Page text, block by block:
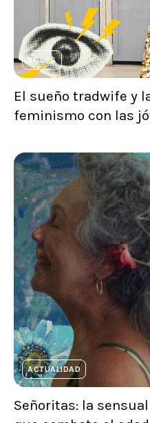
VOCES
El sueño tradwife y
feminismo con las
ACTUALIDAD
Señoritas: la